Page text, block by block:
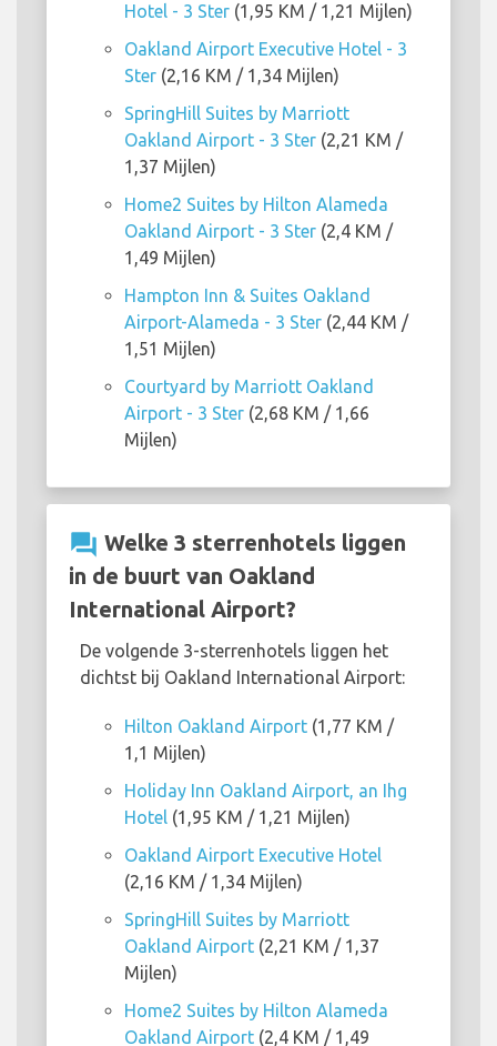
Hotel - 3 Ster (1,95 KM / 1,21 Mijlen)
Oakland Airport Executive Hotel - 3
Ster (2,16 KM / 1,34 Mijlen)
SpringHill Suites by Marriott
Oakland Airport - 3 Ster (2,21 KM /
1,37 Mijlen)
Home2 Suites by Hilton Alameda
Oakland Airport - 3 Ster (2,4 KM /
1,49 Mijlen)
Hampton Inn & Suites Oakland
Airport-Alameda - 3 Ster (2,44 KM /
1,51 Mijlen)
Courtyard by Marriott Oakland
Airport - 3 Ster (2,68 KM / 1,66
Mijlen)
question_answer Welke 3 sterrenhotels liggen
in de buurt van Oakland
International Airport?
De volgende 3-sterrenhotels liggen het
dichtst bij Oakland International Airport:
Hilton Oakland Airport (1,77 KM /
1,1 Mijlen)
Holiday Inn Oakland Airport, an Ihg
Hotel (1,95 KM / 1,21 Mijlen)
Oakland Airport Executive Hotel
(2,16 KM / 1,34 Mijlen)
SpringHill Suites by Marriott
Oakland Airport (2,21 KM / 1,37
Mijlen)
Home2 Suites by Hilton Alameda
Oakland Airport (2,4 KM / 1,49